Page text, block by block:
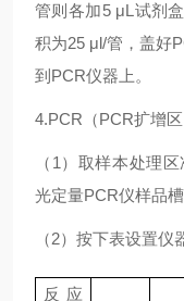
管则各加5 μL试剂
积为25 μl/管，盖好
到PCR仪器上。
4.PCR（PCR扩增区
（1）取样本处理
光定量PCR仪样品
（2）按下表设置仪
反应